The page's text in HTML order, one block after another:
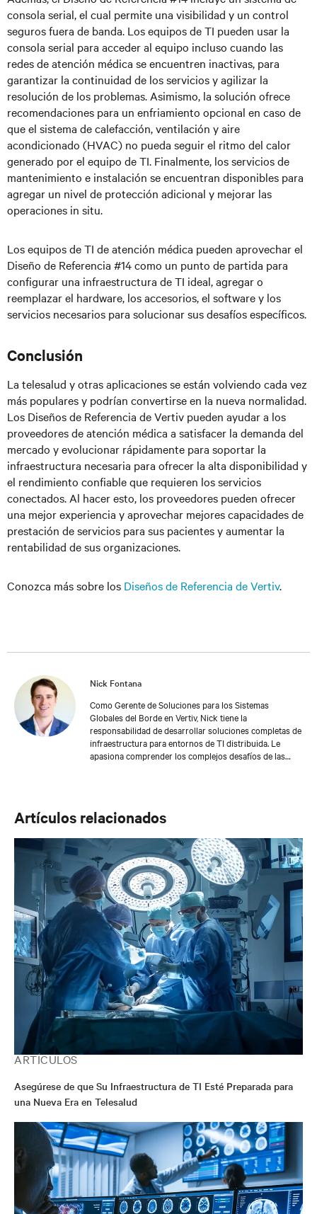
consola serial, el cual permite una visibilidad y un control
seguros fuera de banda. Los equipos de TI pueden usar la
consola serial para acceder al equipo incluso cuando las
redes de atención médica se encuentren inactivas, para
garantizar la continuidad de los servicios y agilizar la
resolución de los problemas. Asimismo, la solución ofrece
recomendaciones para un enfriamiento opcional en caso de
que el sistema de calefacción, ventilación y aire
acondicionado (HVAC) no pueda seguir el ritmo del calor
generado por el equipo de TI. Finalmente, los servicios de
mantenimiento e instalación se encuentran disponibles para
agregar un nivel de protección adicional y mejorar las
operaciones in situ.
Los equipos de TI de atención médica pueden aprovechar el
Diseño de Referencia #14 como un punto de partida para
configurar una infraestructura de TI ideal, agregar o
reemplazar el hardware, los accesorios, el software y los
servicios necesarios para solucionar sus desafíos específicos.
Conclusión
La telesalud y otras aplicaciones se están volviendo cada vez
más populares y podrían convertirse en la nueva normalidad.
Los Diseños de Referencia de Vertiv pueden ayudar a los
proveedores de atención médica a satisfacer la demanda del
mercado y evolucionar rápidamente para soportar la
infraestructura necesaria para ofrecer la alta disponibilidad y
el rendimiento confiable que requieren los servicios
conectados. Al hacer esto, los proveedores pueden ofrecer
una mejor experiencia y aprovechar mejores capacidades de
prestación de servicios para sus pacientes y aumentar la
rentabilidad de sus organizaciones.
Conozca más sobre los Diseños de Referencia de Vertiv.
Nick Fontana
Como Gerente de Soluciones para los Sistemas
Globales del Borde en Vertiv, Nick tiene la
responsabilidad de desarrollar soluciones completas de
infraestructura para entornos de TI distribuida. Le
apasiona comprender los complejos desafíos de las
incomparable sobre la importancia de implementar
empresarial.
Artículos relacionados
ARTÍCULOS
Asegúrese de que Su Infraestructura de TI Esté Preparada para
una Nueva Era en Telesalud